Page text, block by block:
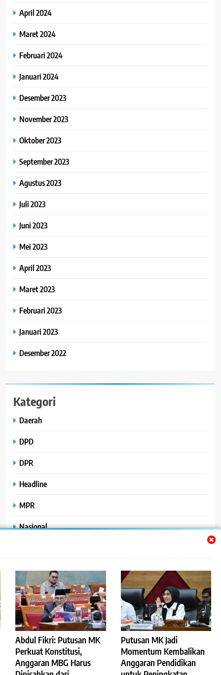
Abdul Fikri: Putusan MK
Perkuat Konstitusi,
Anggaran MBG Harus
Putusan MK Jadi
Momentum Kembalikan
Anggaran Pendidikan
April 2024
Maret 2024
Februari 2024
Januari 2024
Desember 2023
November 2023
Oktober 2023
September 2023
Agustus 2023
Juli 2023
Juni 2023
Mei 2023
April 2023
Maret 2023
Februari 2023
Januari 2023
Desember 2022
Kategori
Daerah
DPD
DPR
Headline
MPR
Nasional
Polhukam
Uncategorized
©2023 ReportaseBisnis.
Redaksi
Pedoman Pemberitaan Media Siber